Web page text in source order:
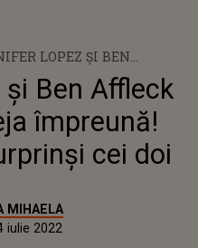
LOPEZ ȘI BEN
S-AU MUTAT DEJA
CUM AU FOST
CEI DOI
Ben Affleck
împreună!
cei doi
MIHAELA
iulie 2022